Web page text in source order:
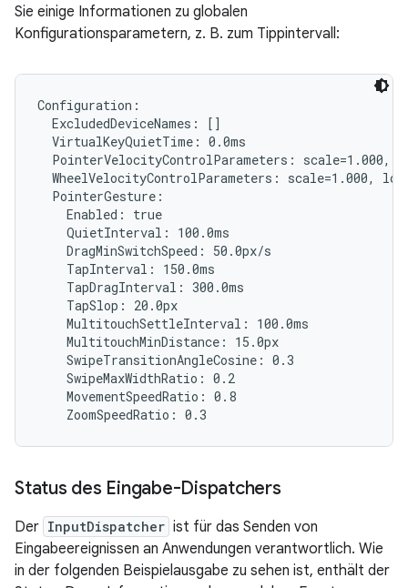
Sie einige Informationen zu globalen
Konfigurationsparametern, z. B. zum Tippintervall:
Configuration:
  ExcludedDeviceNames: []
  VirtualKeyQuietTime: 0.0ms
PointerVelocityControlParameters: scale=1.000,
WheelVelocityControlParameters: scale=1.000,
  PointerGesture:
    Enabled: true
    QuietInterval: 100.0ms
    DragMinSwitchSpeed: 50.0px/s
    TapInterval: 150.0ms
    TapDragInterval: 300.0ms
    TapSlop: 20.0px
    MultitouchSettleInterval: 100.0ms
    MultitouchMinDistance: 15.0px
    SwipeTransitionAngleCosine: 0.3
    SwipeMaxWidthRatio: 0.2
    MovementSpeedRatio: 0.8
Status des Eingabe-Dispatchers
Der InputDispatcher ist für das Senden von
Eingabeereignissen an Anwendungen verantwortlich. Wie
in der folgenden Beispielausgabe zu sehen ist, enthält der